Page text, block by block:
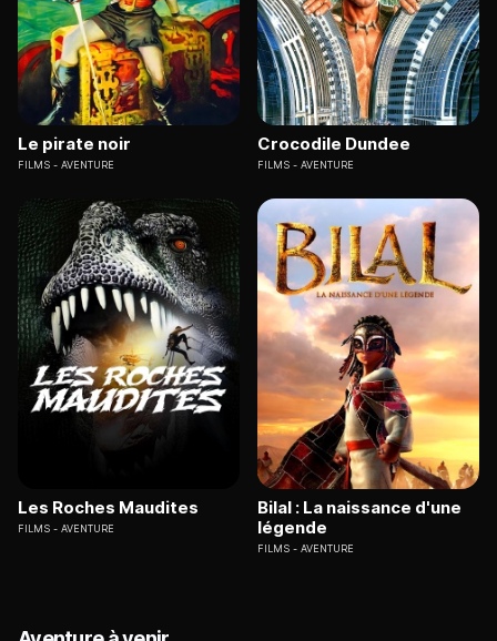
Le pirate noir
FILMS AVENTURE
Crocodile Dundee
FILMS AVENTURE
Les Roches Maudites
FILMS AVENTURE
Bilal : La naissance d'une
légende
FILMS AVENTURE